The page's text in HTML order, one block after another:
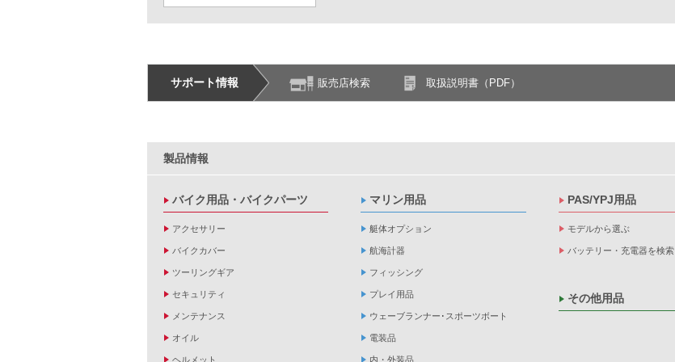
サポート情報 販売店検索 取扱説明書（PDF）
製品情報
バイク用品・バイクパーツ
アクセサリー
バイクカバー
ツーリングギア
セキュリティ
メンテナンス
オイル
ヘルメット
マリン用品
艇体オプション
航海計器
フィッシング
プレイ用品
ウェーブランナー･スポーツボート
電装品
内・外装品
PAS/YPJ用品
モデルから選ぶ
バッテリー・充電器を検索
その他用品